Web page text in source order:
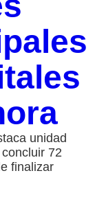
unidad
72
finalizar